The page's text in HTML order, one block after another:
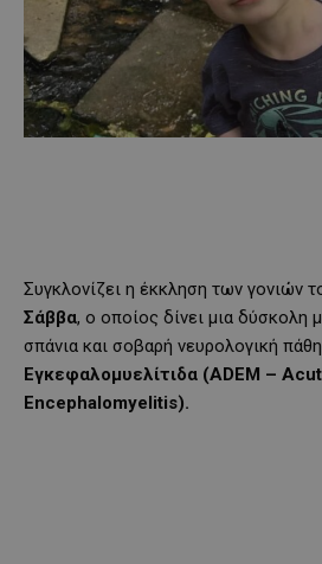
Συγκλονίζει η έκκληση των γονιών
Σάββα, ο οποίος δίνει μια δύσκολη
σπάνια και σοβαρή νευρολογική
Εγκεφαλομυελίτιδα (ADEM –
Encephalomyelitis).